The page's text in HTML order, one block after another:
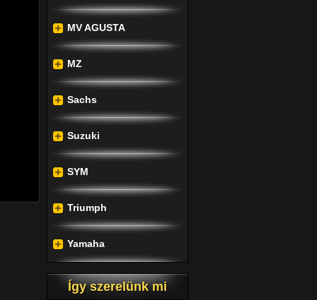
MV AGUSTA
MZ
Sachs
Suzuki
SYM
Triumph
Yamaha
Így szerelünk mi